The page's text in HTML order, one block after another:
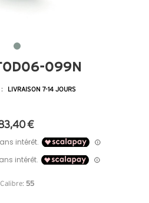
099N
: LIVRAISON 7-14 JOURS
€
Calibre: 55